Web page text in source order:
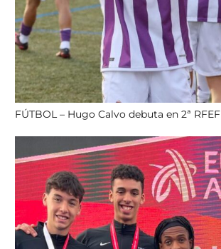
FÚTBOL – Hugo Calvo debuta en 2ª RFEF